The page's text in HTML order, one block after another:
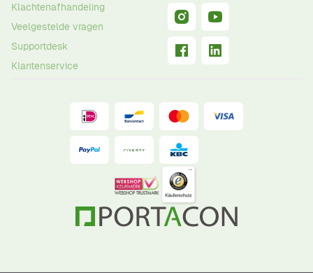
Klachtenafhandeling
Veelgestelde vragen
Supportdesk
Klantenservice